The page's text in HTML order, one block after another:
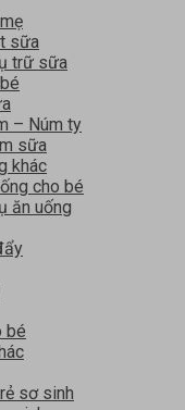
sữa
trữ sữa
– Núm ty
sữa
khác
cho bé
ăn uống
bé
sơ sinh